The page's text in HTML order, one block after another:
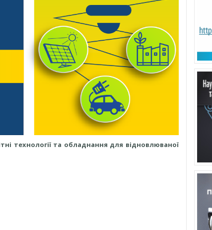
технології та обладнання для відновлюваної